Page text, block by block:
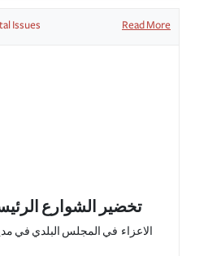
Issues Read More
تخضير الشوارع